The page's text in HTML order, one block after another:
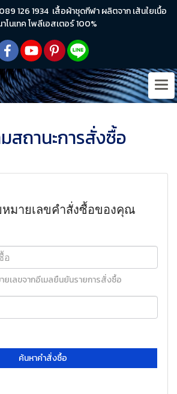
126 1934 เสื้อผ้าชุดกีฬา ผลิตจาก เส้นใยเนื้อ
าโนเทค โพลีเอสเตอร์ 100%
สถานะการสั่งซื้อ
มายเลขคำสั่งซื้อของคุณ
เลขจากอีเมลยืนยันรายการสั่งซื้อ
ค้นหาคำสั่งซื้อ